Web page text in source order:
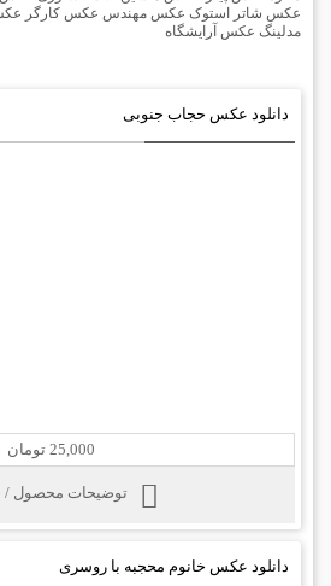
عکس شاتر استوک عکس مهندس عکس کارگر
مدلینگ عکس آرایشگاه
دانلود عکس حجاب جنوبی
25,000 تومان
توضیحات محصول /
دانلود عکس خانوم محجبه با روسری